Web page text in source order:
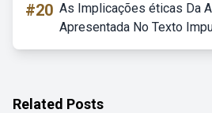
#20 As Implicações éticas Da
Apresentada No Texto
Related Posts